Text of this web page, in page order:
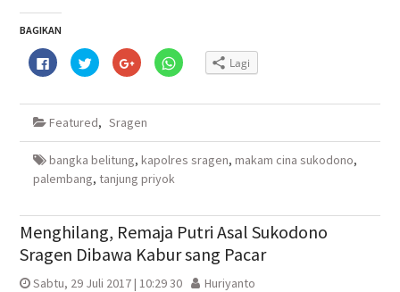
BAGIKAN
Klik
untuk
membagikan
Facebook(Membuka
jendela
baru)
Klik
untuk
berbagi
Twitter(Membuka
jendela
baru)
Klik
untuk
berbagi
Google+
di
yang
baru)
Klik
untuk
WhatsApp(Membuka
baru)
Lagi
Featured, Sragen
bangka belitung, kapolres sragen, makam cina sukodono,
palembang, tanjung priyok
Menghilang, Remaja Putri Asal Sukodono
Sragen Dibawa Kabur sang Pacar
Sabtu, 29 Juli 2017 | 10:29 30 Huriyanto